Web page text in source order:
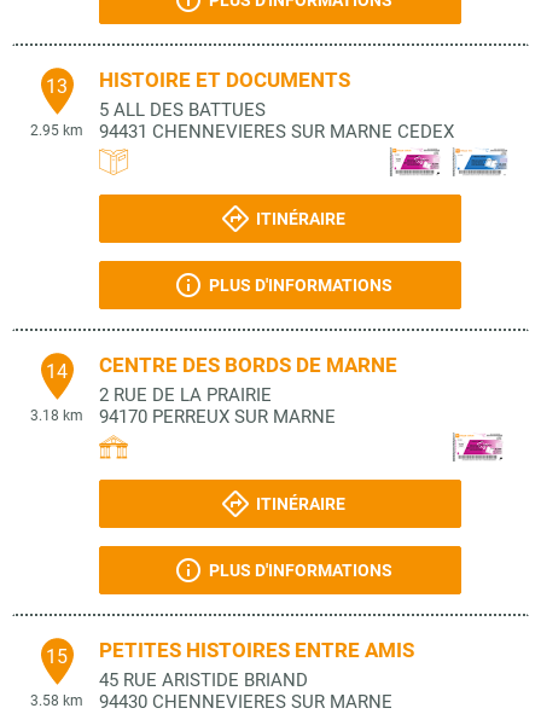
13
2.95 km
HISTOIRE ET DOCUMENTS
5 ALL DES BATTUES
94431 CHENNEVIERES SUR MARNE CEDEX
ITINÉRAIRE
PLUS D'INFORMATIONS
14
3.18 km
CENTRE DES BORDS DE MARNE
2 RUE DE LA PRAIRIE
94170 PERREUX SUR MARNE
ITINÉRAIRE
PLUS D'INFORMATIONS
15
3.58 km
PETITES HISTOIRES ENTRE AMIS
45 RUE ARISTIDE BRIAND
94430 CHENNEVIERES SUR MARNE